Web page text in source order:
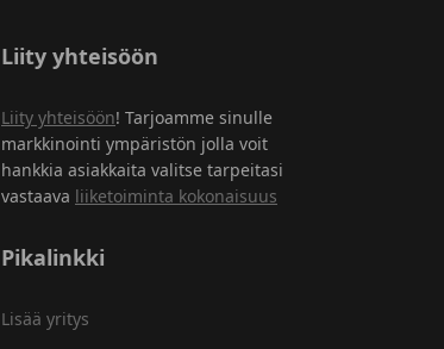
Liity yhteisöön
Liity yhteisöön! Tarjoamme sinulle
markkinointi ympäristön jolla voit
hankkia asiakkaita valitse tarpeitasi
vastaava liiketoiminta kokonaisuus
Pikalinkki
Lisää yritys